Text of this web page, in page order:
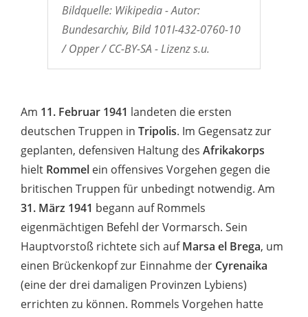
Bildquelle: Wikipedia - Autor:
Bundesarchiv, Bild 101I-432-0760-10
/ Opper / CC-BY-SA - Lizenz s.u.
Am 11. Februar 1941 landeten die ersten
deutschen Truppen in Tripolis. Im Gegensatz zur
geplanten, defensiven Haltung des Afrikakorps
hielt Rommel ein offensives Vorgehen gegen die
britischen Truppen für unbedingt notwendig. Am
31. März 1941 begann auf Rommels
eigenmächtigen Befehl der Vormarsch. Sein
Hauptvorstoß richtete sich aufMarsa el Brega, um
einen Brückenkopf zur Einnahme der Cyrenaika
(eine der drei damaligen Provinzen Lybiens)
errichten zu können. Rommels Vorgehen hatte